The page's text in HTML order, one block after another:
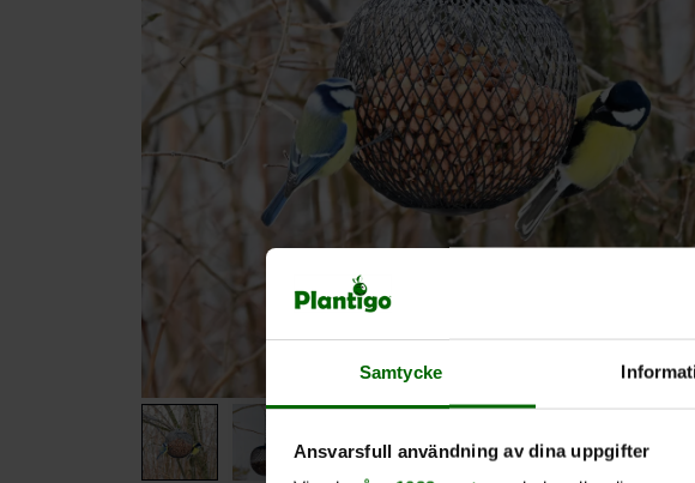
Samtycke
Ansvarsfull användning av dina uppgifter